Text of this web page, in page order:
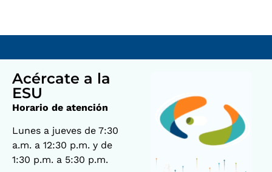
Acércate a la
ESU
Horario de atención
Lunes a jueves de 7:30
a.m. a 12:30 p.m. y de
1:30 p.m. a 5:30 p.m.